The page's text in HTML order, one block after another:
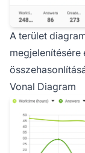
A terület
Vonal Diagram